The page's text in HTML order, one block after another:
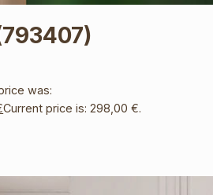
was:
Current price is: 298,00 €.